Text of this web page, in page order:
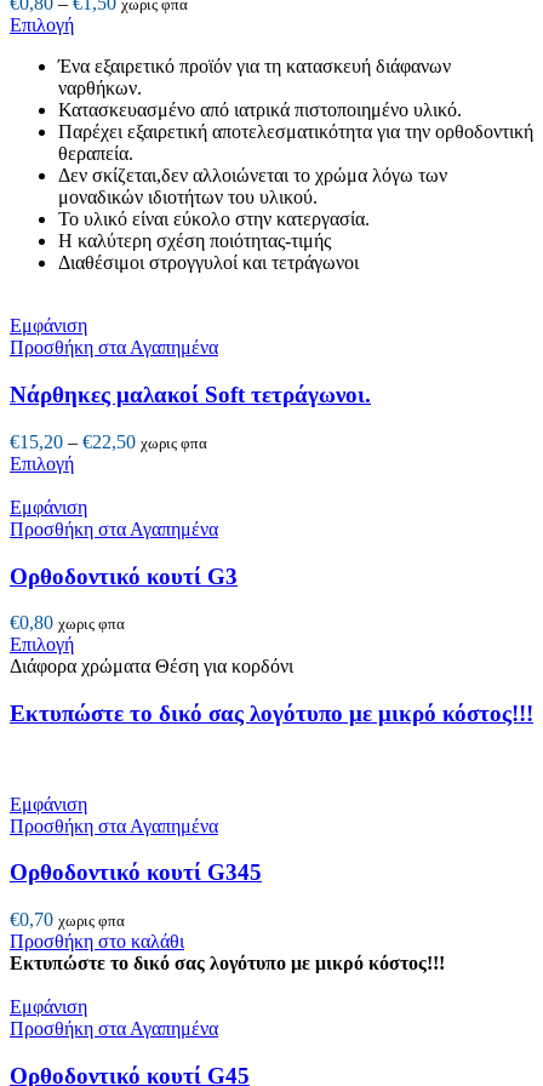
επιλεγούν
στη
σελίδα
του
προϊόντος
through
€1,50
χωρις φπα
ΕπιλογήΑυτό
προϊόν
έχει
πολλαπλές
παραλλαγές.
Οι
επιλογές
μπορούν
να
επιλεγούν
στη
προϊόντος
Ένα εξαιρετικό προϊόν για τη κατασκευή διάφανων
ναρθήκων.
Κατασκευασμένο από ιατρικά πιστοποιημένο υλικό.
Παρέχει εξαιρετική αποτελεσματικότητα για την ορθοδοντική
θεραπεία.
Δεν σκίζεται,δεν αλλοιώνεται το χρώμα λόγω των
μοναδικών ιδιοτήτων του υλικού.
Το υλικό είναι εύκολο στην κατεργασία.
Η καλύτερη σχέση ποιότητας-τιμής
Διαθέσιμοι στρογγυλοί και τετράγωνοι
Εμφάνιση
Προσθήκη στα Αγαπημένα
Νάρθηκες μαλακοί Soft τετράγωνοι.
€15,20 – €22,50Price
€22,50
χωρις φπα
ΕπιλογήΑυτό
προϊόν
έχει
παραλλαγές.
Οι
μπορούν
να
επιλεγούν
στη
σελίδα
Εμφάνιση
Προσθήκη στα Αγαπημένα
Ορθοδοντικό κουτί G3
€0,80 χωρις φπα
ΕπιλογήΑυτό
το
έχει
πολλαπλές
επιλογές
μπορούν
να
επιλεγούν
στη
του
προϊόντος
Διάφορα χρώματα Θέση για κορδόνι
Εκτυπώστε το δικό σας λογότυπο με μικρό κόστος!!!
Εμφάνιση
Προσθήκη στα Αγαπημένα
Ορθοδοντικό κουτί G345
€0,70 χωρις φπα
Προσθήκη στο καλάθι
Εκτυπώστε το δικό σας λογότυπο με μικρό κόστος!!!
Εμφάνιση
Προσθήκη στα Αγαπημένα
Ορθοδοντικό κουτί G45